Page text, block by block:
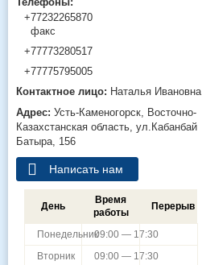
+77232265870
факс
+77773280517
+77775795005
Наталья Ивановна
Усть-Каменогорск
Восточно-
Казахстанская область ул.Кабанбай
Батыра, 156
Написать нам
День
Время
работы
Перерыв
Понедельник09:00 — 17:30
Вторник
09:00 — 17:30